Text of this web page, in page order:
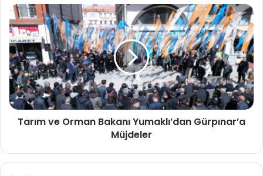
Tarım ve Orman Bakanı Yumaklı’dan Gürpınar’a
Müjdeler